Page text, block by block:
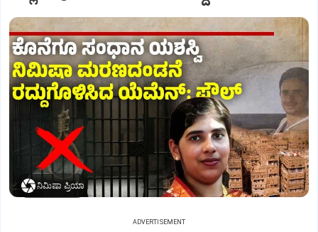
ನಿಮಿಷಾ ಪ್ರಿಯಾ
ADVERTISEMENT